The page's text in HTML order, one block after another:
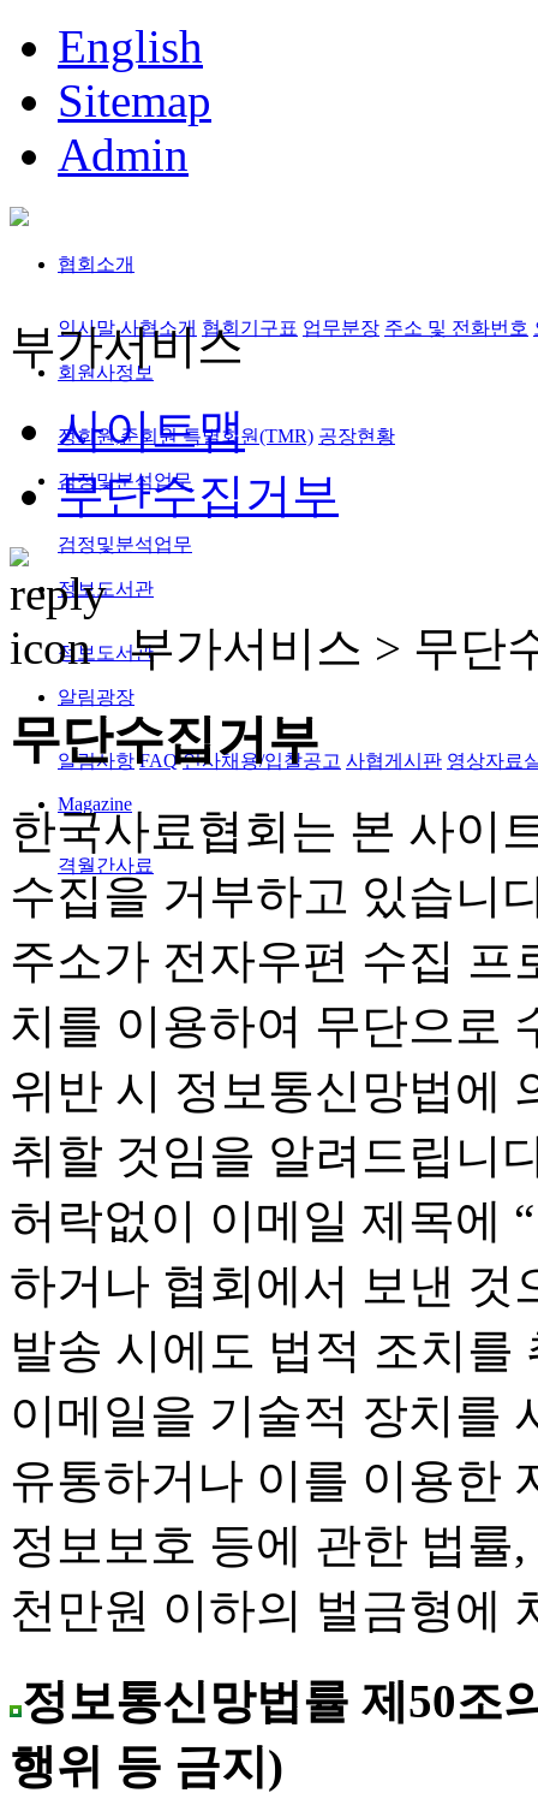
English
Sitemap
Admin
협회소개
인사말 사협소개 협회기구표 업무분장 주소 및 전화번호
회원사정보
정회원,준회원 특별회원(TMR) 공장현황
검정및분석업무
검정및분석업무
정보도서관
정보도서관
알림광장
알림사항 FAQ 인사채용/입찰공고 사협게시판 영상자료
Magazine
격월간사료
부가서비스
사이트맵
무단수집거부
부가서비스 > 무단
무단수집거부
한국사료협회는 본 사이
수집을 거부하고 있습니
주소가 전자우편 수집 프
치를 이용하여 무단으로
위반 시 정보통신망법에
취할 것임을 알려드립니
허락없이 이메일 제목에
하거나 협회에서 보낸 것
발송 시에도 법적 조치를
이메일을 기술적 장치를
유통하거나 이를 이용한
정보보호 등에 관한 법률
천만원 이하의 벌금형에
정보통신망법률 제50조
행위 등 금지)